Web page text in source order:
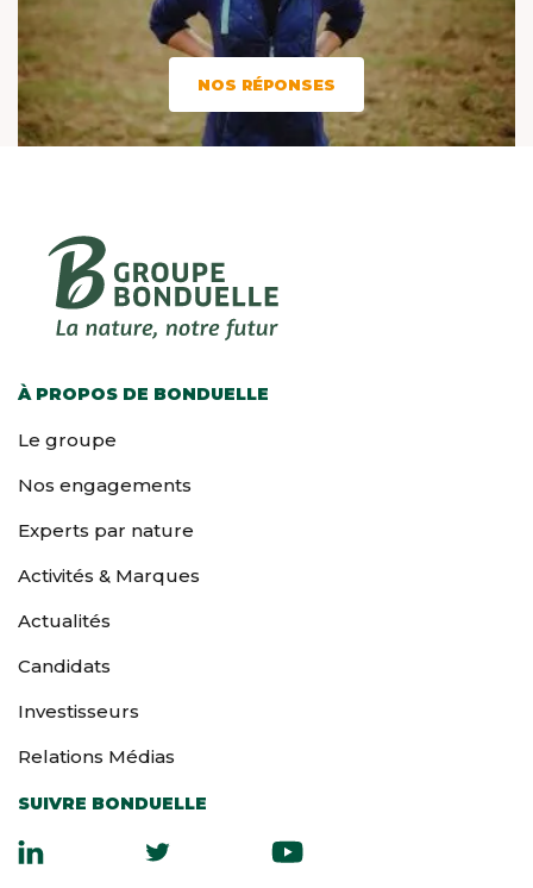
NOS RÉPONSES
À PROPOS DE BONDUELLE
Le groupe
Nos engagements
Experts par nature
Activités & Marques
Actualités
Candidats
Investisseurs
Relations Médias
SUIVRE BONDUELLE